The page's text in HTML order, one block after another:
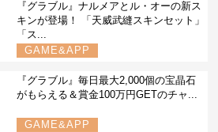
『グラブル』ナルメアとル・オーの新ス
キンが登場！ 「天威武縫スキンセット」
「ス...
GAME&APP
『グラブル』毎日最大2,000個の宝晶石
がもらえる＆賞金100万円GETのチャ...
GAME&APP